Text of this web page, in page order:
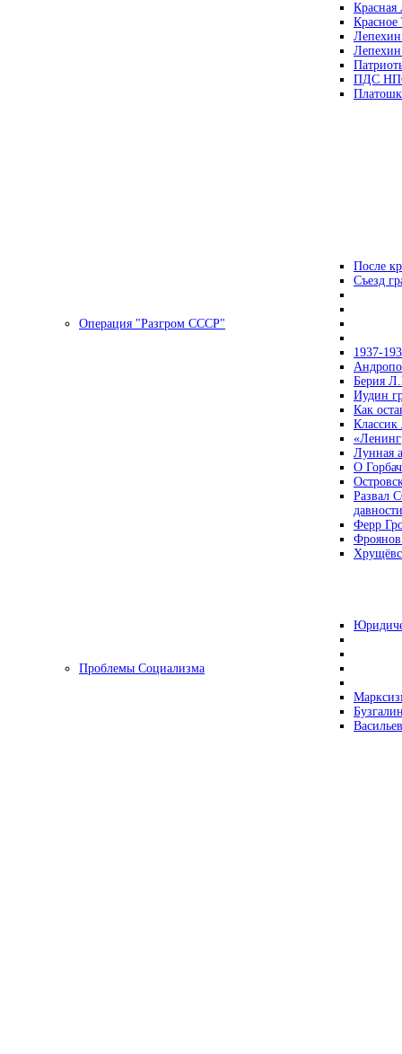
Красная
ПДС
После
Съезд
Операция "Разгром СССР"
1937-
Берия
Иудин
Как
Лунная
О
Развал
давности
Ферр
Проблемы Социализма